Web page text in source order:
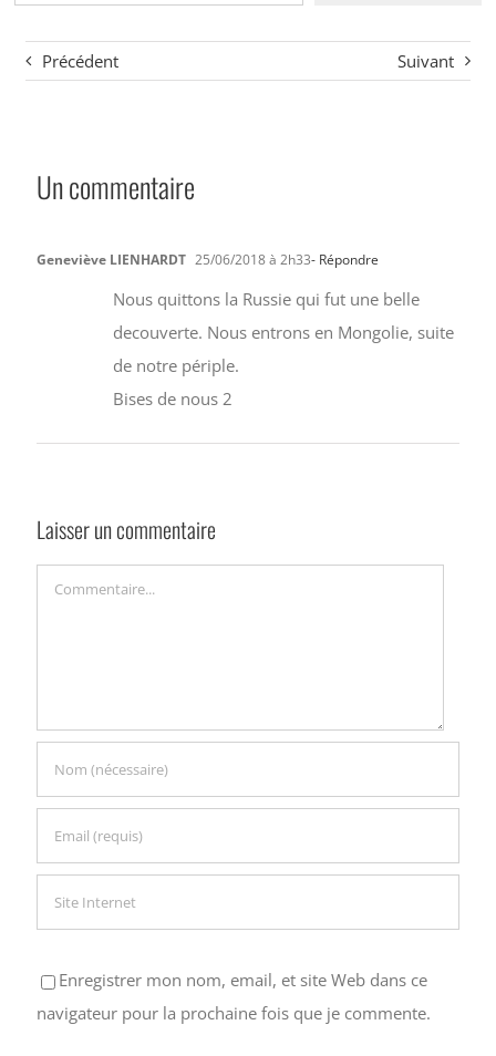
Précédent Suivant
Un commentaire
Geneviève LIENHARDT 25/06/2018 à 2h33- Répondre
Nous quittons la Russie qui fut une belle
decouverte. Nous entrons en Mongolie, suite
de notre périple.
Bises de nous 2
Laisser un commentaire
Commentaire
Enregistrer mon nom, email, et site Web dans ce
navigateur pour la prochaine fois que je commente.